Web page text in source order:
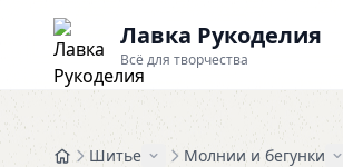
Лавка Рукоделия
Всё для творчества
Шитье Молнии и бегунки